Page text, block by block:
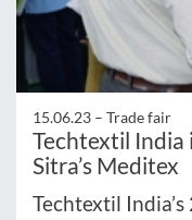
15.06.23 – Trade fair
Techtextil India
Sitra’s Meditex
Techtextil